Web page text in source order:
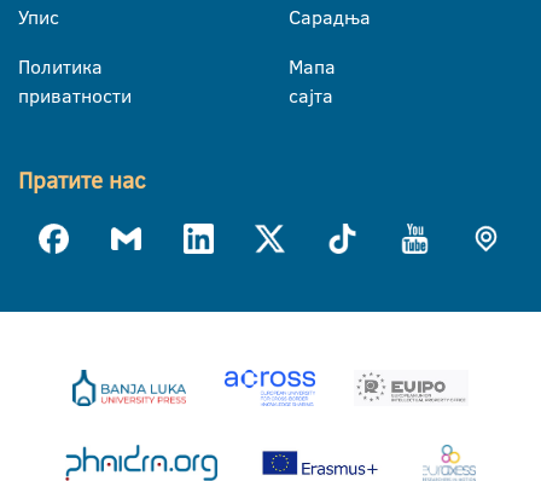
Упис
Политика
приватности
Сарадња
Мапа
сајта
Пратите нас